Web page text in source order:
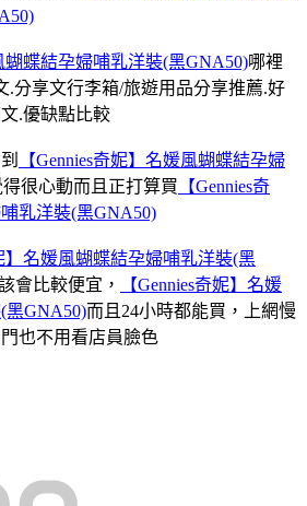
蝴蝶結孕婦哺乳洋裝(黑GNA50)哪裡
.分享文行李箱/旅遊用品分享推薦.好
.優缺點比較
【Gennies奇妮】名媛風蝴蝶結孕婦
得很心動而且正打算買 【Gennies奇
乳洋裝(黑GNA50)
】名媛風蝴蝶結孕婦哺乳洋裝(黑
會比較便宜，
【Gennies奇妮】名媛
黑GNA50)而且24小時都能買，上網慢
也不用看店員臉色